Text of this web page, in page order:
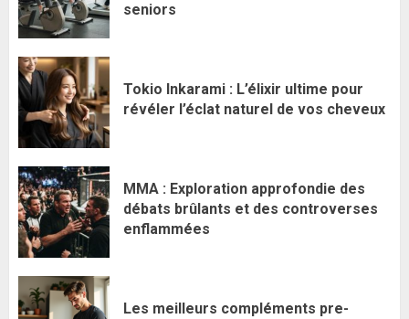
seniors
Tokio Inkarami : L’élixir ultime pour
révéler l’éclat naturel de vos cheveux
MMA : Exploration approfondie des
débats brûlants et des controverses
enflammées
Les meilleurs compléments pre-